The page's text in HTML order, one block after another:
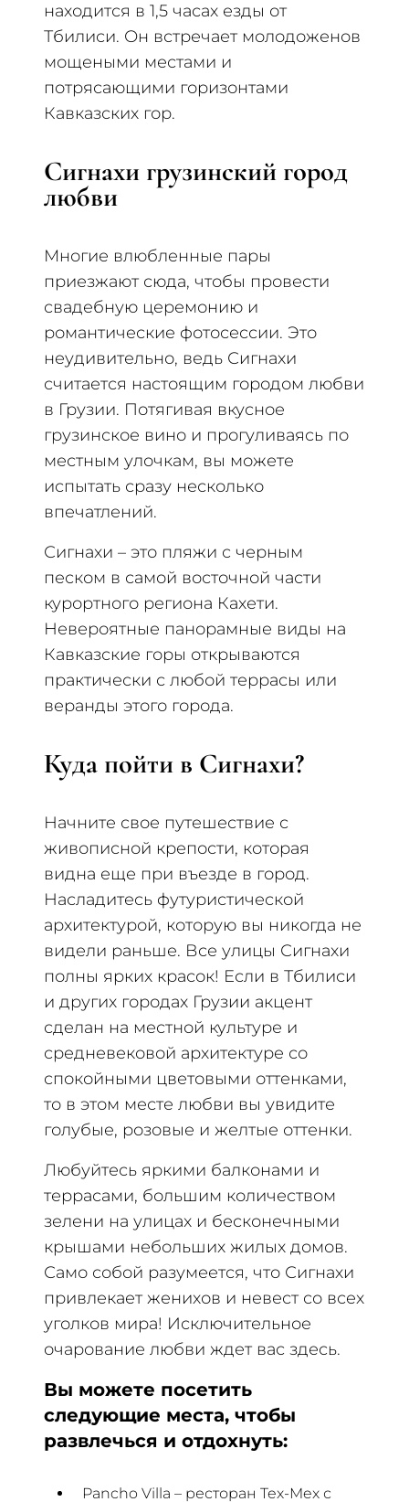
находится в 1,5 часах езды от
Тбилиси. Он встречает молодоженов
мощеными местами и
потрясающими горизонтами
Кавказских гор.
Сигнахи грузинский город
любви
Многие влюбленные пары
приезжают сюда, чтобы провести
свадебную церемонию и
романтические фотосессии. Это
неудивительно, ведь Сигнахи
считается настоящим городом любви
в Грузии. Потягивая вкусное
грузинское вино и прогуливаясь по
местным улочкам, вы можете
испытать сразу несколько
впечатлений.
Сигнахи – это пляжи с черным
песком в самой восточной части
курортного региона Кахети.
Невероятные панорамные виды на
Кавказские горы открываются
практически с любой террасы или
веранды этого города.
Куда пойти в Сигнахи?
Начните свое путешествие с
живописной крепости, которая
видна еще при въезде в город.
Насладитесь футуристической
архитектурой, которую вы никогда не
видели раньше. Все улицы Сигнахи
полны ярких красок! Если в Тбилиси
и других городах Грузии акцент
сделан на местной культуре и
средневековой архитектуре со
спокойными цветовыми оттенками,
то в этом месте любви вы увидите
голубые, розовые и желтые оттенки.
Любуйтесь яркими балконами и
террасами, большим количеством
зелени на улицах и бесконечными
крышами небольших жилых домов.
Само собой разумеется, что Сигнахи
привлекает женихов и невест со всех
уголков мира! Исключительное
очарование любви ждет вас здесь.
Вы можете посетить
следующие места, чтобы
развлечься и отдохнуть:
Pancho Villa – ресторан Tex-Mex с